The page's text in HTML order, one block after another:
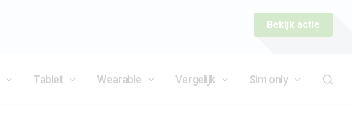
Bekijk actie
Tablet Wearable Vergelijk Sim only